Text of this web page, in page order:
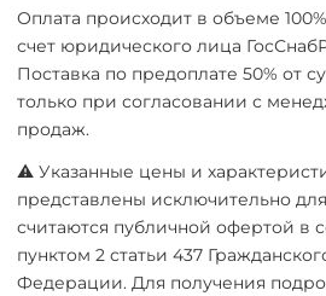
Оплата происходит в объеме
счет юридического лица
Поставка по предоплате 50% от
только при согласовании с
продаж.
⚠ Указанные цены и
представлены исключительно
считаются публичной офертой в
пунктом 2 статьи 437
Федерации. Для получения